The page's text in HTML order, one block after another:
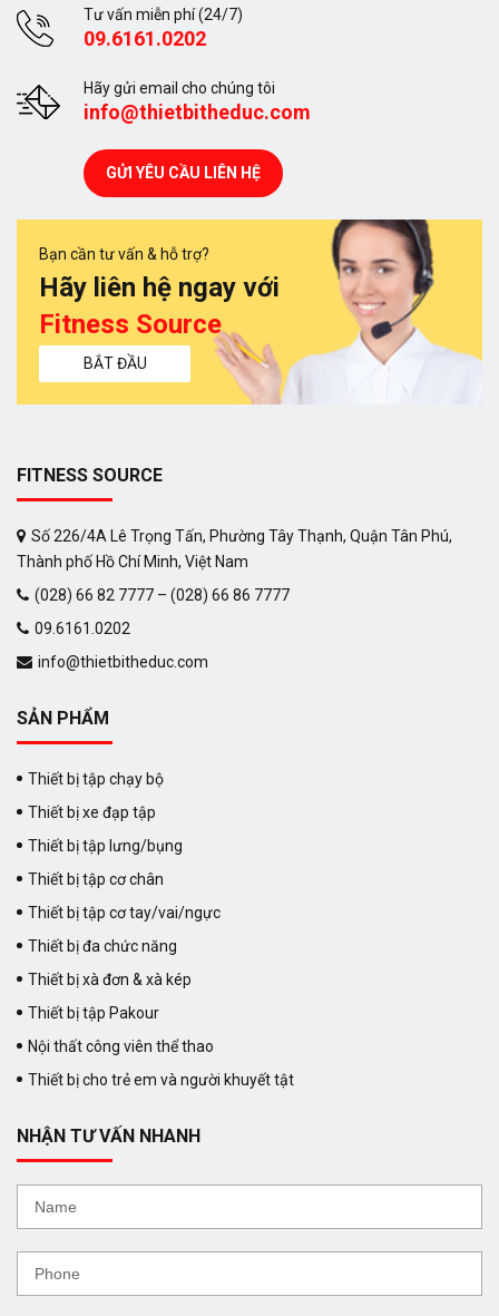
Tư vấn miễn phí (24/7)
09.6161.0202
Hãy gửi email cho chúng tôi
info@thietbitheduc.com
GỬI YÊU CẦU LIÊN HỆ
Bạn cần tư vấn & hỗ trợ?
Hãy liên hệ ngay với
Fitness Source
BẮT ĐẦU
FITNESS SOURCE
Số 226/4A Lê Trọng Tấn, Phường Tây Thạnh, Quận Tân Phú,
Thành phố Hồ Chí Minh, Việt Nam
(028) 66 82 7777 – (028) 66 86 7777
09.6161.0202
info@thietbitheduc.com
SẢN PHẨM
Thiết bị tập chạy bộ
Thiết bị xe đạp tập
Thiết bị tập lưng/bụng
Thiết bị tập cơ chân
Thiết bị tập cơ tay/vai/ngực
Thiết bị đa chức năng
Thiết bị xà đơn & xà kép
Thiết bị tập Pakour
Nội thất công viên thể thao
Thiết bị cho trẻ em và người khuyết tật
NHẬN TƯ VẤN NHANH